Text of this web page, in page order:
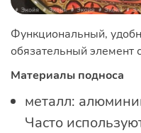
Функциональный,
обязательный элемент
Материалы подноса
металл:
Часто